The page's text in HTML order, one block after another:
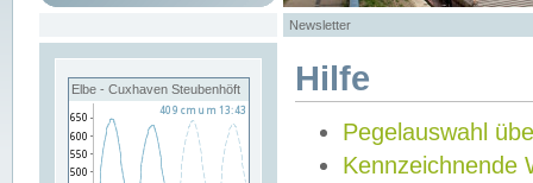
Newsletter
Elbe - Cuxhaven Steubenhöft Hilfe
Pegelauswahl
Kennzeichnende